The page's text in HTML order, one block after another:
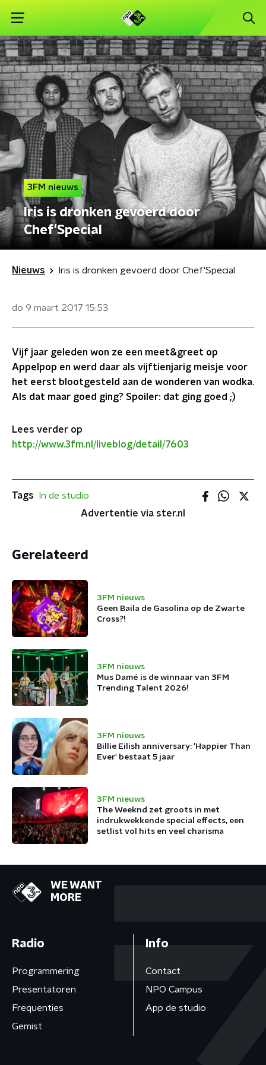
3FM nieuws
Iris is dronken gevoerd door
Chef'Special
Nieuws Iris is dronken gevoerd door Chef'Special
do 9 maart 2017 15:53
Vijf jaar geleden won ze een meet&greet op
Appelpop en werd daar als vijftienjarig meisje voor
het eerst blootgesteld aan de wonderen van wodka.
Als dat maar goed ging? Spoiler: dat ging goed ;)
Lees verder op
http://www.3fm.nl/liveblog/detail/7603
Tags
In de studio
Advertentie via ster.nl
Gerelateerd
3FM nieuws
Geen Baila de Gasolina op de Zwarte
Cross?!
3FM nieuws
Mus Damé is de winnaar van 3FM
Trending Talent 2026!
3FM nieuws
Billie Eilish anniversary: 'Happier Than
Ever' bestaat 5 jaar
3FM nieuws
The Weeknd zet groots in met
indrukwekkende special effects, een
setlist vol hits en veel charisma
WE WANT
MORE
Radio
Programmering
Presentatoren
Frequenties
Gemist
Info
Contact
NPO Campus
App de studio